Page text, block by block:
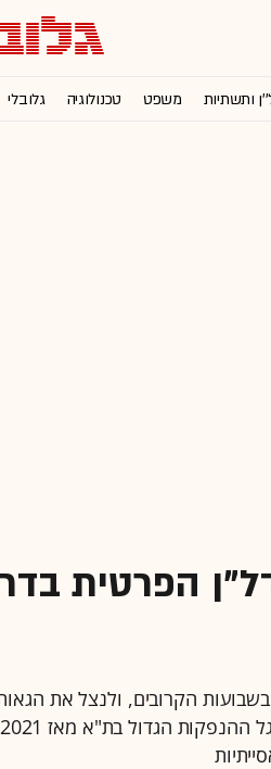
ותשתיות משפט טכנולוגיה גלובלי
הפרטית
הקרובים, ולנצל את